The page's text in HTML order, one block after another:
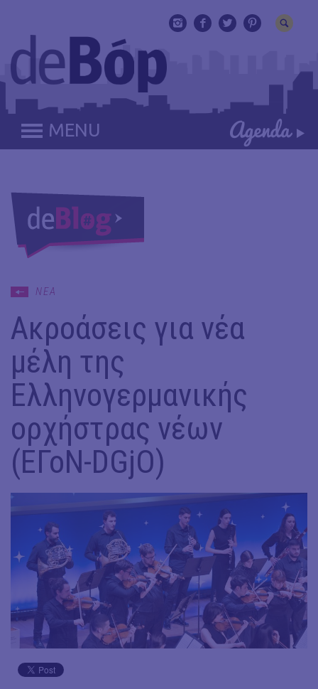
MENU
ΝΕΑ
Ακροάσεις για νέα
μέλη της
Ελληνογερμανικής
ορχήστρας νέων
(ΕΓοΝ-DGjO)